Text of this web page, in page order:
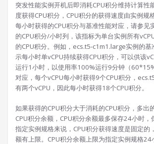
突发性能实例开机后即消耗CPU积分维持计算性
度获得CPU积分，CPU积分的获得速度由实例规
每小时获得的CPU积分与基准性能对应，请参见
的CPU积分/小时列，该指标为单台实例所有
的CPU积分。例如，ecs.t5-c1m1.large实例的
示每小时单vCPU持续获得CPU积分，可以供该
运行1小时，以使用率100%运行9分钟（
对应，每个vCPU每小时获得9个CPU积分，
有两个vCPU，因此每小时获得18个CPU积分。
如果获得的CPU积分大于消耗的CPU积分，多出
CPU积分余额，CPU积分余额最多保存24小时
指定实例规格来说，CPU积分获得速度是固定的
额有上限。CPU积分余额上限为指定实例规格24